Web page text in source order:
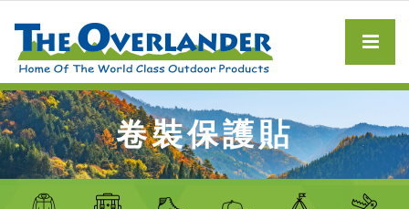
卷裝保護貼